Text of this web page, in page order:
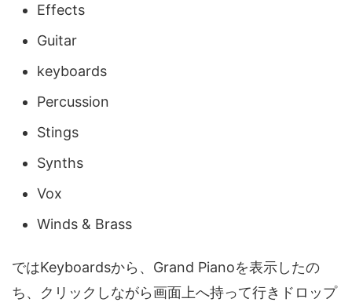
Effects
Guitar
keyboards
Percussion
Stings
Synths
Vox
Winds & Brass
ではKeyboardsから、Grand Pianoを表示したの
ち、クリックしながら画面上へ持って行きドロップ